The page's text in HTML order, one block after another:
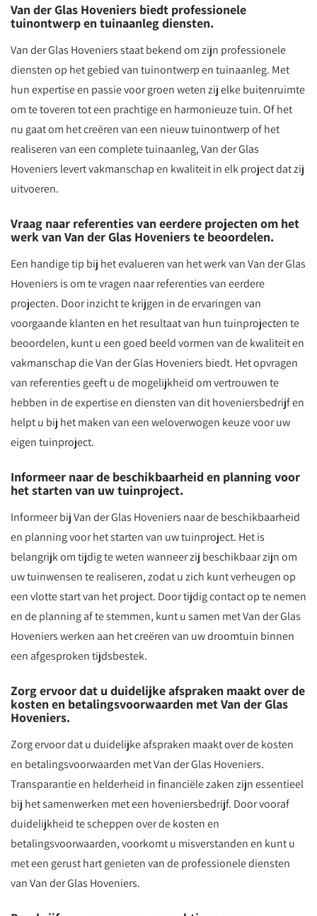
Van der Glas Hoveniers biedt professionele
tuinontwerp en tuinaanleg diensten.
Van der Glas Hoveniers staat bekend om zijn professionele
diensten op het gebied van tuinontwerp en tuinaanleg. Met
hun expertise en passie voor groen weten zij elke buitenruimte
om te toveren tot een prachtige en harmonieuze tuin. Of het
nu gaat om het creëren van een nieuw tuinontwerp of het
realiseren van een complete tuinaanleg, Van der Glas
Hoveniers levert vakmanschap en kwaliteit in elk project dat zij
uitvoeren.
Vraag naar referenties van eerdere projecten om het
werk van Van der Glas Hoveniers te beoordelen.
Een handige tip bij het evalueren van het werk van Van der Glas
Hoveniers is om te vragen naar referenties van eerdere
projecten. Door inzicht te krijgen in de ervaringen van
voorgaande klanten en het resultaat van hun tuinprojecten te
beoordelen, kunt u een goed beeld vormen van de kwaliteit en
vakmanschap die Van der Glas Hoveniers biedt. Het opvragen
van referenties geeft u de mogelijkheid om vertrouwen te
hebben in de expertise en diensten van dit hoveniersbedrijf en
helpt u bij het maken van een weloverwogen keuze voor uw
eigen tuinproject.
Informeer naar de beschikbaarheid en planning voor
het starten van uw tuinproject.
Informeer bij Van der Glas Hoveniers naar de beschikbaarheid
en planning voor het starten van uw tuinproject. Het is
belangrijk om tijdig te weten wanneer zij beschikbaar zijn om
uw tuinwensen te realiseren, zodat u zich kunt verheugen op
een vlotte start van het project. Door tijdig contact op te nemen
en de planning af te stemmen, kunt u samen met Van der Glas
Hoveniers werken aan het creëren van uw droomtuin binnen
een afgesproken tijdsbestek.
Zorg ervoor dat u duidelijke afspraken maakt over de
kosten en betalingsvoorwaarden met Van der Glas
Hoveniers.
Zorg ervoor dat u duidelijke afspraken maakt over de kosten
en betalingsvoorwaarden met Van der Glas Hoveniers.
Transparantie en helderheid in financiële zaken zijn essentieel
bij het samenwerken met een hoveniersbedrijf. Door vooraf
duidelijkheid te scheppen over de kosten en
betalingsvoorwaarden, voorkomt u misverstanden en kunt u
met een gerust hart genieten van de professionele diensten
van Van der Glas Hoveniers.